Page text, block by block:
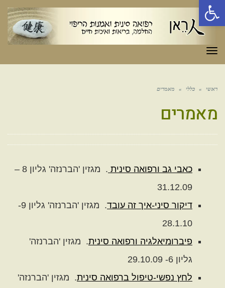
פתח סרגל נגישות
תפריט
ראשי » כללי » מאמרים
מאמרים
כאבי גב ורפואה סינית
. מגזין 'הברנזה' גליון 8 –
31.12.09
דיקור סיני-איך זה עובד
. מגזין 'הברנזה' גליון 9-
28.1.10
פיברומיאלגיה ורפואה סינית. מגזין 'הברנזה'
גליון 6- 29.10.09
לחץ נפשי-טיפול ברפואה סינית. מגזין 'הברנזה'